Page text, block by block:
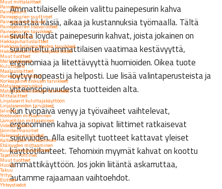
Painepesu
Painepesurit
Painepesurien suuttimet
Painepesurien kahvat
Painepesurien lisävarusteet
Painepesurien tarvikkeet
Hiekkapuhallus
Hiekkapuhalluslaitteet
Hiekkapuhalluslaitteiden tarvikkeet
Hiekkapuhalluksen suojavarusteet
Muut tuotteet
Merkintäkynät
Kuluttajille
Maalauslaitteet
Korkeapaineruiskut
Korkeapaineruiskujen tarvikkeet
Matalapaineruiskut
Matalapaineruiskujen tarvikkeet
Mittalaitteet
Linjalaserit kuluttajakäyttöön
Linjalasereiden tarvikkeet
Jalustat
Kosteuden mittaaminen
Lämpötilan mittaaminen
Videotarkastus
Jänniteilmaisimet
Rakennetunnistimet
Kaltevuuden mittaaminen
Etäisyyden mittaaminen
Kuumailmapuhaltimet
Tapetinirrottimet
Muut tuotteet
Huolto
Takuu
Yritys
Esitteet
Yhteystiedot
Ammattilaiselle oikein valittu painepesurin kahva
säästää käsiä, aikaa ja kustannuksia työmaalla. Tältä
sivulta löydät painepesurin kahvat, joista jokainen on
suunniteltu ammattilaisen vaatimaa kestävyyttä,
ergonomiaa ja liitettävyyttä huomioiden. Oikea tuote
löytyy nopeasti ja helposti. Lue lisää valintaperusteista ja
yhteensopivuudesta tuotteiden alta.
Kun työpäivä venyy ja työvaiheet vaihtelevat,
ergonominen kahva ja sopivat liittimet ratkaisevat
sujuvuuden. Alla esitellyt tuotteet kattavat yleiset
käyttötilanteet. Tehomixin myymät kahvat on koottu
ammattikäyttöön. Jos jokin liitäntä askarruttaa,
autamme rajaamaan vaihtoehdot.